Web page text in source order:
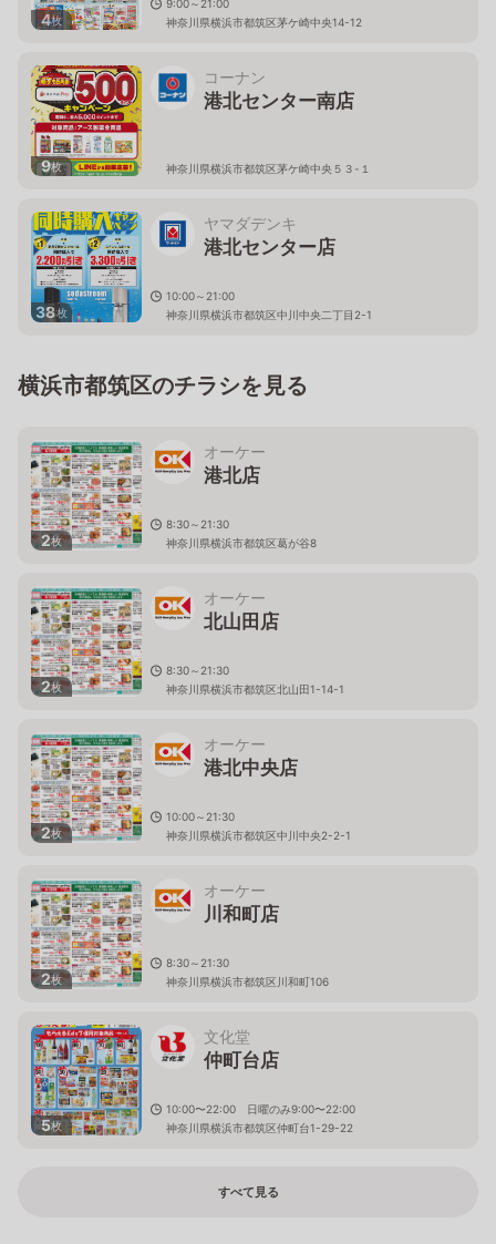
4枚
9:00～21:00
神奈川県横浜市都筑区茅ケ崎中央14-12
9枚
コーナン
港北センター南店
神奈川県横浜市都筑区茅ケ崎中央５３-１
38枚
ヤマダデンキ
港北センター店
10:00～21:00
神奈川県横浜市都筑区中川中央二丁目2-1
横浜市都筑区のチラシを見る
2枚
オーケー
港北店
8:30～21:30
神奈川県横浜市都筑区葛が谷8
2枚
オーケー
北山田店
8:30～21:30
神奈川県横浜市都筑区北山田1-14-1
2枚
オーケー
港北中央店
10:00～21:30
神奈川県横浜市都筑区中川中央2-2-1
2枚
オーケー
川和町店
8:30～21:30
神奈川県横浜市都筑区川和町106
5枚
文化堂
仲町台店
10:00〜22:00 日曜のみ9:00〜22:00
神奈川県横浜市都筑区仲町台1-29-22
すべて見る